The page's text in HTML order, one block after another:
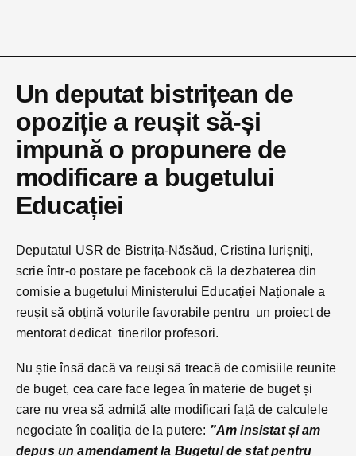
Un deputat bistrițean de
opoziție a reușit să-și
impună o propunere de
modificare a bugetului
Educației
Deputatul USR de Bistrița-Năsăud, Cristina Iurișniți,
scrie într-o postare pe facebook că la dezbaterea din
comisie a bugetului Ministerului Educației Naționale a
reușit să obțină voturile favorabile pentru un proiect de
mentorat dedicat tinerilor profesori.
Nu știe însă dacă va reuși să treacă de comisiile reunite
de buget, cea care face legea în materie de buget și
care nu vrea să admită alte modificari față de calculele
negociate în coaliția de la putere: ”Am insistat și am
depus un amendament la Bugetul de stat pentru